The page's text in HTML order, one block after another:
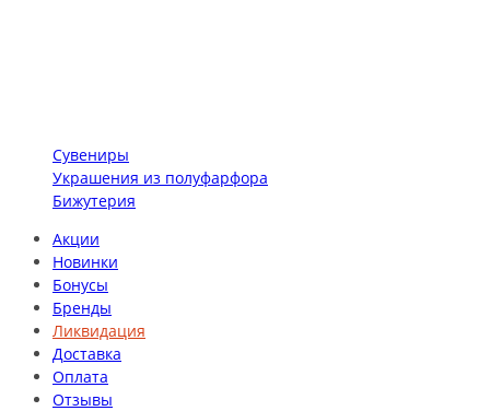
Сувениры
Украшения из полуфарфора
Бижутерия
Акции
Новинки
Бонусы
Бренды
Ликвидация
Доставка
Оплата
Отзывы